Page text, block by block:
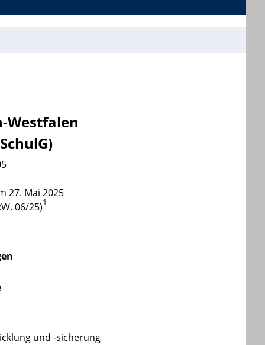
Westfalen
27. Mai 2025
06/25)1
und -sicherung